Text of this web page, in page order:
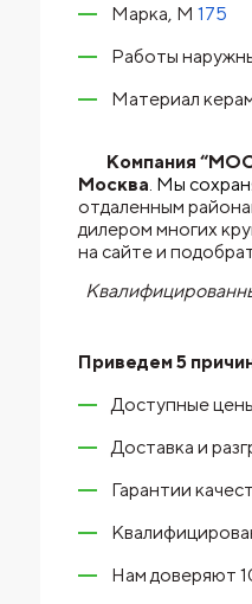
Марка, М 175
Работы
Материал
Компания
Москва . Мы
отдаленным
дилером многих
на сайте и
Приведем 5
Доступные
Доставка и
Гарантии
Нам доверяют